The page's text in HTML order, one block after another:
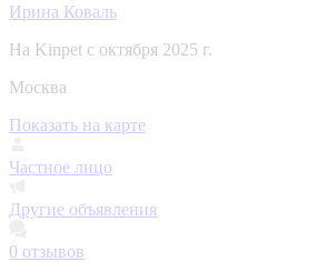
Ирина Коваль
На Kinpet c октября 2025 г.
Москва
Показать на карте
Частное лицо
Другие объявления
0 отзывов